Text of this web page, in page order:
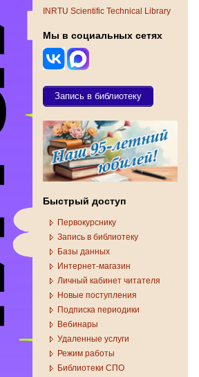
INRTU Scientific Technical Library
Мы в социальных сетях
Запись в библиотеку
Быстрый доступ
Первокурснику
Запись в библиотеку
Базы данных
Интернет-магазин
Личный кабинет читателя
Новые поступления
Подписка периодики
Вебинары
Удаленные услуги
Режим работы
Библиотеки СПО